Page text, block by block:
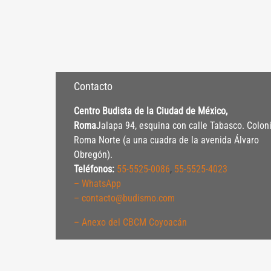
Contacto
Centro Budista de la Ciudad de México,
RomaJalapa 94, esquina con calle Tabasco.
Roma Norte (a una cuadra de la avenida Álvaro
Obregón).
Teléfonos: 55-5525-0086, 55-5525-4023
– WhatsApp
– contacto@budismo.com
– Anexo del CBCM Coyoacán